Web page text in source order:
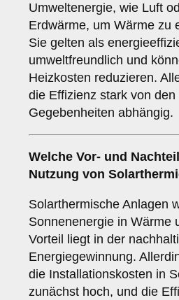
Umweltenergie, wie Luft
Erdwärme, um Wärme zu
Sie gelten als
umweltfreundlich und
Heizkosten reduzieren.
die Effizienz stark von den
Gegebenheiten abhängig.
Welche Vor- und
Nutzung von
Solarthermische Anlagen
Sonnenenergie in Wärme
Vorteil liegt in der
Energiegewinnung.
die Installationskosten in
zunächst hoch, und die